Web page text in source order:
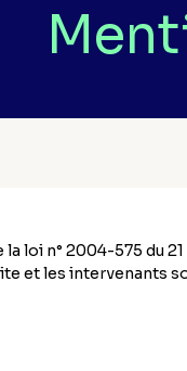
loi n° 2004-575 du
et les intervenants